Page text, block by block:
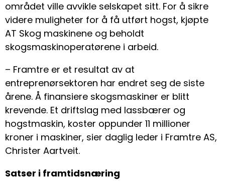
området ville avvikle selskapet sitt. For å sikre
videre muligheter for å få utført hogst, kjøpte
AT Skog maskinene og beholdt
skogsmaskinoperatørene i arbeid.
– Framtre er et resultat av at
entreprenørsektoren har endret seg de siste
årene. Å finansiere skogsmaskiner er blitt
krevende. Et driftslag med lassbærer og
hogstmaskin, koster oppunder 11 millioner
kroner i maskiner, sier daglig leder i Framtre AS,
Christer Aartveit.
Satser i framtidsnæring